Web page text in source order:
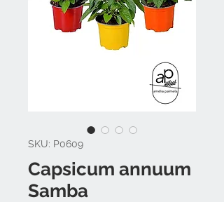
SKU: P0609
Capsicum annuum
Samba